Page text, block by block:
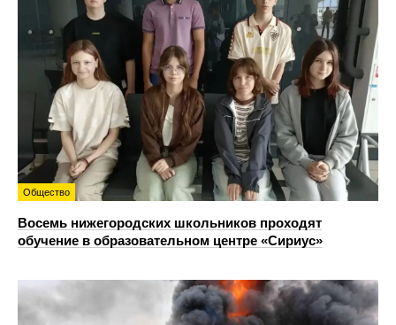
Общество
Восемь нижегородских школьников проходят
обучение в образовательном центре «Сириус»